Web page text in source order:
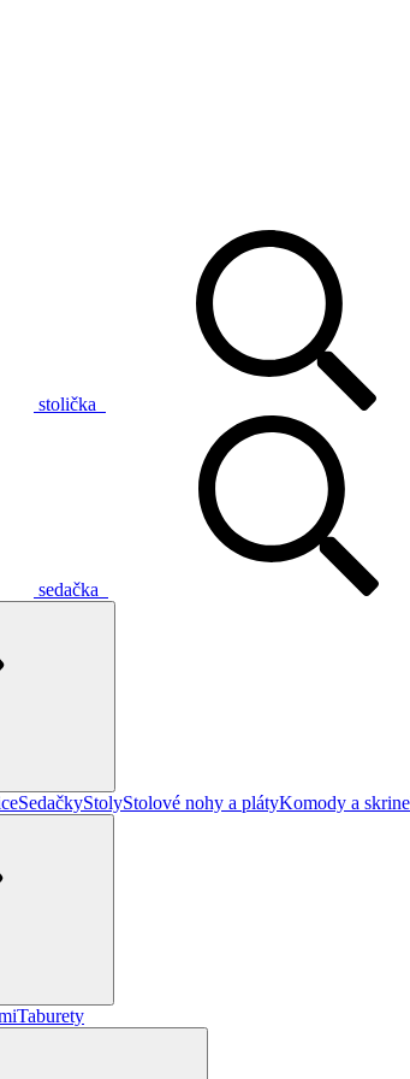
stolička
sedačka
SedačkyStolyStolové nohy a plátyKomody a skrine
Taburety